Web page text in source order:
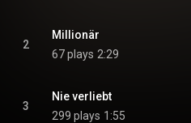
2
Millionär
67 plays 2:29
3
Nie verliebt
299 plays 1:55